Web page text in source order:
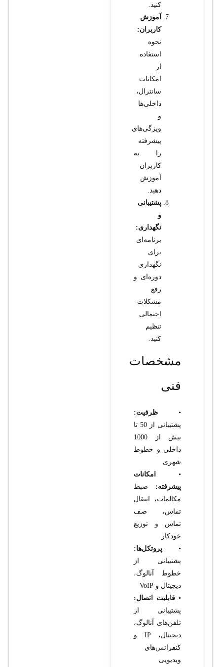
کنید.
آموزش
کاربران:
نحوه
استفاده
از
امکانات
سانترال،
داخلی‌ها
و
ویژگی‌های
پیشرفته
را به
کاربران
آموزش
دهید.
پشتیبانی
و
نگهداری:
برنامه‌ای
برای
نگهداری
دوره‌ای و
رفع
مشکلات
احتمالی
تنظیم
کنید.
مشخصات
فنی
• ظرفیت:
پشتیبانی از 50 تا
بیش از 1000
داخلی و خطوط
شهری
•
امکانات
پیشرفته: ضبط
مکالمات، انتقال
تماس، صف
تماس و توزیع
خودکار
• پروتکل‌ها:
پشتیبانی از
خطوط آنالوگ،
دیجیتال و VoIP
• قابلیت اتصال:
پشتیبانی از
تلفن‌های آنالوگ،
دیجیتال، IP و
کنفرانس‌های
ویدیویی